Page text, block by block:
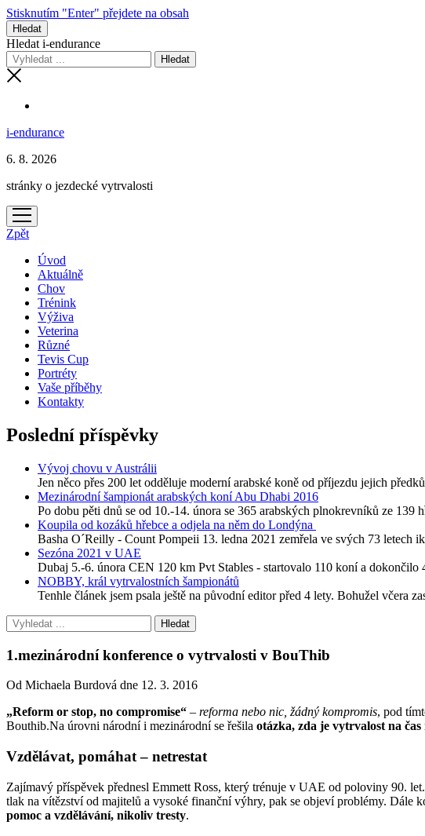
Stisknutím "Enter" přejdete na obsah
Hledat
Hledat i-endurance
i-endurance
6. 8. 2026
stránky o jezdecké vytrvalosti
otevřít
menu
Zpět
Úvod
Aktuálně
Chov
Trénink
Výživa
Veterina
Různé
Tevis Cup
Portréty
Vaše příběhy
Kontakty
Poslední příspěvky
Vývoj chovu v Austrálii
Jen něco přes 200 let odděluje moderní arabské koně od příjezdu jejich
Mezinárodní šampionát arabských koní Abu Dhabi 2016
Po dobu pěti dnů se od 10.-14. února se 365 arabských plnokrevníků ze
Koupila od kozáků hřebce a odjela na něm do Londýna
Basha O´Reilly - Count Pompeii 13. ledna 2021 zemřela ve svých 73
Sezóna 2021 v UAE
Dubaj 5.-6. února CEN 120 km Pvt Stables - startovalo 110 koní a
NOBBY, král vytrvalostních šampionátů
Tenhle článek jsem psala ještě na původní editor před 4 lety. Bohužel včera
1.mezinárodní konference o vytrvalosti v BouThib
Od Michaela Burdová dne 12. 3. 2016
„Reform or stop, no compromise“ – reforma nebo nic, žádný kompromis, pod
Bouthib.Na úrovni národní i mezinárodní se řešila otázka, zda je vytrvalost na
Vzdělávat, pomáhat – netrestat
Zajímavý příspěvek přednesl Emmett Ross, který trénuje v UAE od poloviny 90.
tlak na vítězství od majitelů a vysoké finanční výhry, pak se objeví problémy. Dále
pomoc a vzdělávání, nikoliv tresty.